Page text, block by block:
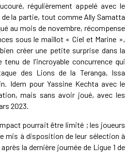
régulièrement appelé avec le
la partie, tout comme Ally Samatta
au mois de novembre, récompense
sous le maillot « Ciel et Marine »,
créer une petite surprise dans la
tenu de l'incroyable concurrence qui
des Lions de la Teranga, Issa
Idem pour Yassine Kechta avec le
mais sans avoir joué, avec les
2023.
pourrait être limité ; les joueurs
mis à disposition de leur sélection à
la dernière journée de Ligue 1 de